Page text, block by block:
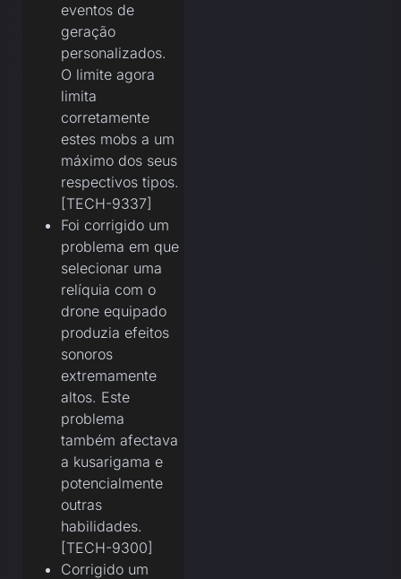
eventos de
geração
personalizados.
O limite agora
limita
corretamente
estes mobs a um
máximo dos seus
respectivos tipos.
[TECH-9337]
Foi corrigido um
problema em que
selecionar uma
relíquia com o
drone equipado
produzia efeitos
sonoros
extremamente
altos. Este
problema
também afectava
a kusarigama e
potencialmente
outras
habilidades.
[TECH-9300]
Corrigido um